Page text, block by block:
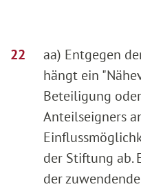
aa) Entgegen
hängt ein
Beteiligung
Anteilseigners
der Stiftung ab.
der